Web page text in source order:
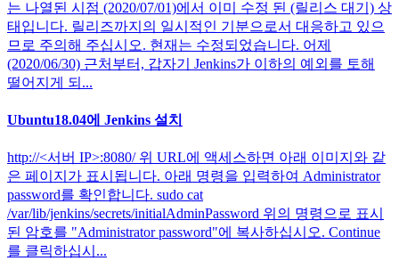
는 나열된 시점 (2020/07/01)에서 이미 수정 된 (릴리스 대기) 상
태입니다. 릴리즈까지의 일시적인 기분으로서 대응하고 있으
므로 주의해 주십시오. 현재는 수정되었습니다. 어제
(2020/06/30) 근처부터, 갑자기 Jenkins가 이하의 예외를 토해
떨어지게 되...
Ubuntu18.04에 Jenkins 설치
http://<서버 IP>:8080/ 위 URL에 액세스하면 아래 이미지와 같
은 페이지가 표시됩니다. 아래 명령을 입력하여 Administrator
password를 확인합니다. sudo cat
/var/lib/jenkins/secrets/initialAdminPassword 위의 명령으로 표시
된 암호를 "Administrator password"에 복사하십시오. Continue
를 클릭하십시...